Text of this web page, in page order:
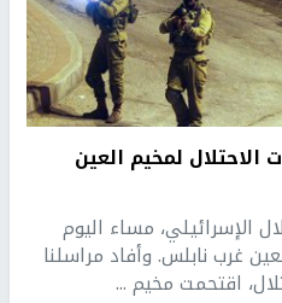
الاحتلال لمخيم العين
الإسرائيلي، مساء اليوم
غرب نابلس. وأفاد مراسلنا
اقتحمت مخيم ...